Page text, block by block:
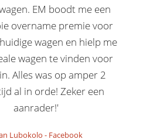
EM boodt me een
overname premie voor
wagen en hielp me
wagen te vinden voor
Alles was op amper 2
al in orde! Zeker een
aanrader!'
Lubokolo - Facebook